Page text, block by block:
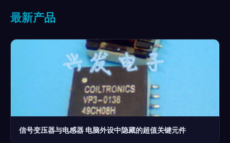
最新产品
信号变压器与电感器 电脑外设中隐藏的超值关键元件